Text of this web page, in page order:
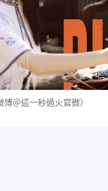
＠這一秒過火官微）